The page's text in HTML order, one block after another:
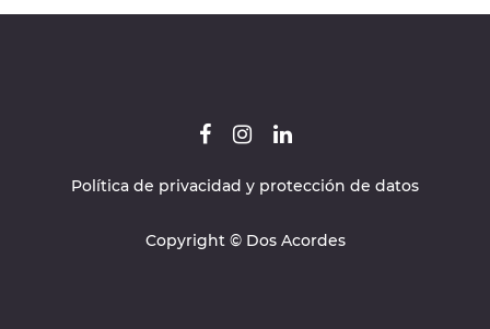
Política de privacidad y protección de datos
Copyright © Dos Acordes